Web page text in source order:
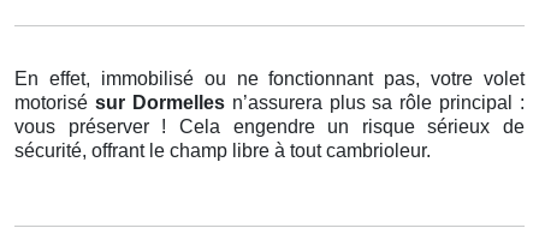
En effet, immobilisé ou ne fonctionnant pas, votre volet
motorisé sur Dormelles n’assurera plus sa rôle principal :
vous préserver ! Cela engendre un risque sérieux de
sécurité, offrant le champ libre à tout cambrioleur.